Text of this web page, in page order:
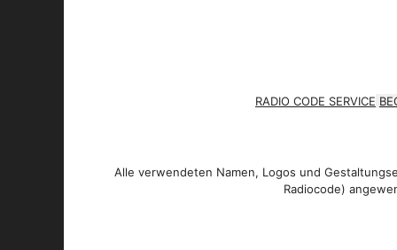
RADIO CODE SERVICE
Alle verwendeten Namen, Logos und
Radiocode)